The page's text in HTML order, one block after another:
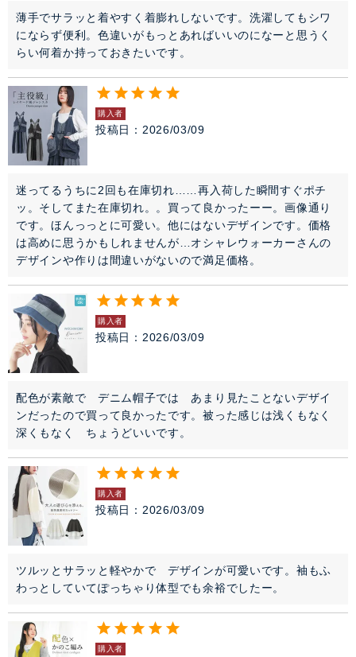
薄手でサラッと着やすく着膨れしないです。洗濯してもシワ
にならず便利。色違いがもっとあればいいのになーと思うく
らい何着か持っておきたいです。
購入者
投稿日 2026/03/09
迷ってるうちに2回も在庫切れ……再入荷した瞬間すぐポチ
ッ。そしてまた在庫切れ。。買って良かったーー。画像通り
です。ほんっっとに可愛い。他にはないデザインです。価格
は高めに思うかもしれませんが…オシャレウォーカーさんの
デザインや作りは間違いがないので満足価格。
購入者
投稿日 2026/03/09
配色が素敵で　デニム帽子では　あまり見たことないデザイ
ンだったので買って良かったです。被った感じは浅くもなく
深くもなく　ちょうどいいです。
購入者
投稿日 2026/03/09
ツルッとサラッと軽やかで　デザインが可愛いです。袖もふ
わっとしていてぽっちゃり体型でも余裕でしたー。
購入者